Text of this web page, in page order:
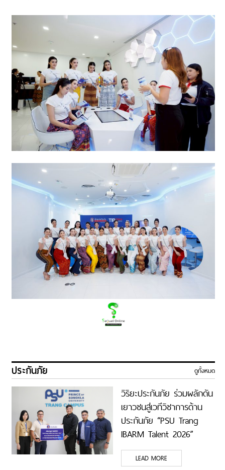
ประกันภัย ดูทั้งหมด
วิริยะประกันภัย ร่วมผลักดัน
เยาวชนสู่เวทีวิชาการด้าน
ประกันภัย “PSU Trang
IBARM Talent 2026”
ม.อ.ตรัง
LEAD MORE